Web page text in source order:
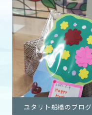
ユタリト船橋のブログ